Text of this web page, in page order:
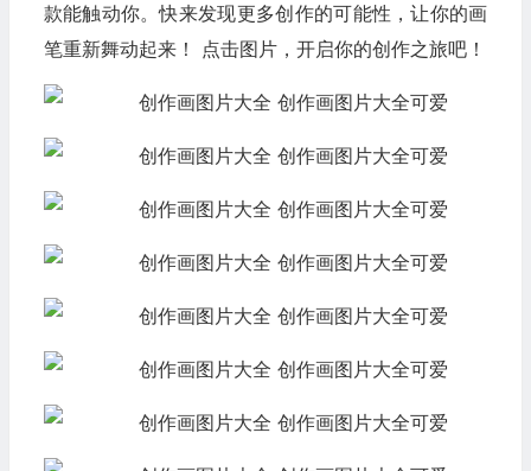
款能触动你。快来发现更多创作的可能性，让你的画
笔重新舞动起来！ 点击图片，开启你的创作之旅吧！